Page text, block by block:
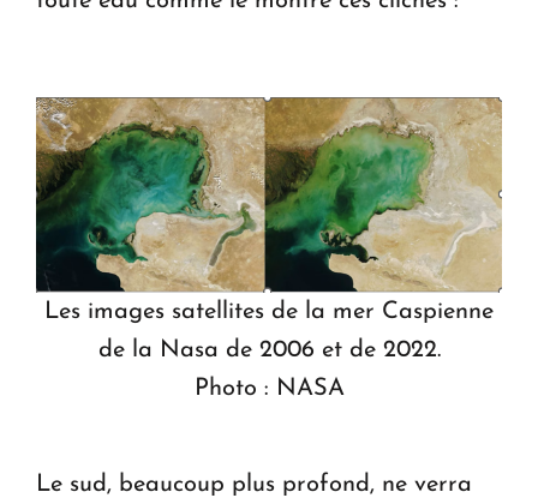
Les images satellites de la mer Caspienne
de la Nasa de 2006 et de 2022.
Photo : NASA
Le sud, beaucoup plus profond, ne verra